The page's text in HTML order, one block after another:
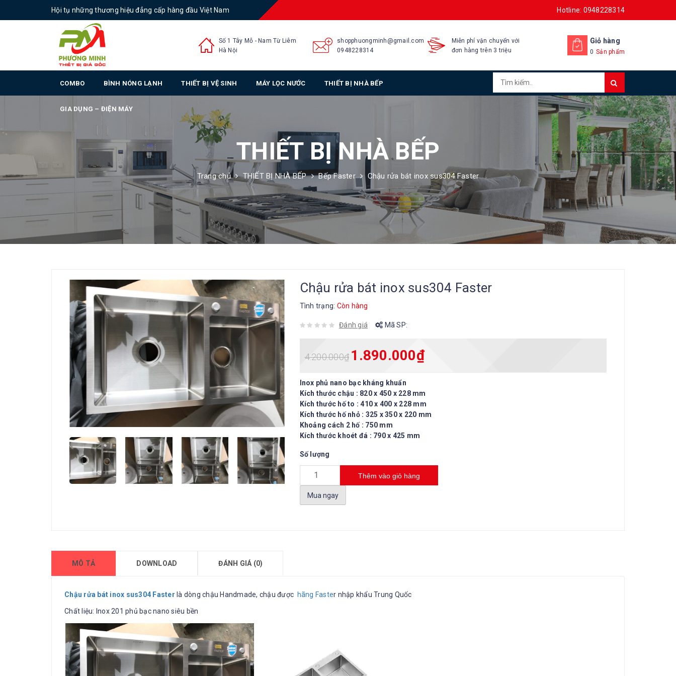
Hội tụ những thương hiệu đẳng cấp hàng đầu Việt Nam Hotline: 0948228314
Số 1 Tây Mỗ - Nam Từ Liêm
Hà Nội
shopphuongminh@gmail.com
0948228314
Miễn phí vận chuyển với
đơn hàng trên 3 triệu
Giỏ hàng
0 Sản phẩm
COMBO BÌNH NÓNG LẠNH THIẾT BỊ VỆ SINH MÁY LỌC NƯỚC THIẾT BỊ NHÀ BẾP
GIA DỤNG – ĐIỆN MÁY
THIẾT BỊ NHÀ BẾP
Trang chủ THIẾT BỊ NHÀ BẾP Bếp Faster Chậu rửa bát inox sus304 Faster
Chậu rửa bát inox sus304 Faster
Tình trạng: Còn hàng
Đánh giá Mã SP:
4.200.000₫ 1.890.000₫
Inox phủ nano bạc kháng khuẩn
Kích thước chậu : 820 x 450 x 228 mm
Kích thước hố to : 410 x 400 x 228 mm
Kích thước hố nhỏ : 325 x 350 x 220 mm
Khoảng cách 2 hố : 750 mm
Kích thước khoét đá : 790 x 425 mm
Số lượng
Thêm vào giỏ hàng
Mua ngay
MÔ TẢ DOWNLOAD ĐÁNH GIÁ (0)
Chậu rửa bát inox sus304 Faster là dòng chậu Handmade, chậu được hãng Faster nhập khẩu Trung Quốc
Chất liệu: Inox 201 phủ bạc nano siêu bền